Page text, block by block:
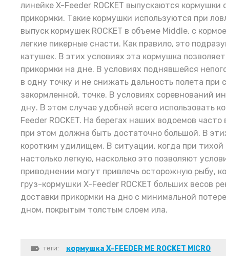
линейке X-Feeder ROCKET выпускаются
прикормки. Такие кормушки используются при
выпуск кормушек ROCKET в объеме Middle, с
легкие пикерные снасти. Как правило, это
катушек. В этих условиях эта кормушка
прикормки на дне. В условиях поднявшейся
в одну точку и не снижать дальность полета
закормленной, точке. В условиях соревнований
дну. В этом случае удобней всего использовать
Feeder ROCKET. На берегах наших водоемов
при этом должна быть достаточно большой. В
коротким удилищем. В ситуации, когда при тихой
настолько легкую, насколько это позволяют
приводнении могут привлечь осторожную рыбу,
груз-кормушки X-Feeder ROCKET больших весов
доставки прикормки на дно с минимальной
дном, покрытым толстым слоем ила.
теги: кормушка X-FEEDER ME ROCKET MICRO